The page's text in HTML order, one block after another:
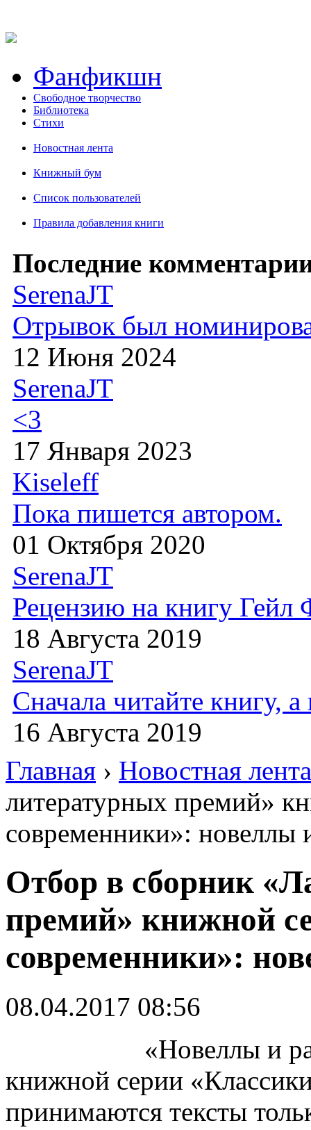
Фанфикшн
Свободное творчество
Библиотека
Стихи
Новостная лента
Книжный бум
Список пользователей
Правила добавления книги
Последние
SerenaJT
Отрывок был
12 Июня 2024
SerenaJT
<3
17 Января 2023
Kiseleff
Пока пишется автором.
01 Октября 2020
SerenaJT
Рецензию на книгу
18 Августа 2019
SerenaJT
Сначала читайте книгу,
16 Августа 2019
Главная › Новостная лента
литературных премий»
современники»: новеллы
Отбор в сборник
премий» книжной
современники»:
08.04.2017 08:56
«Новеллы и
книжной серии
принимаются тексты